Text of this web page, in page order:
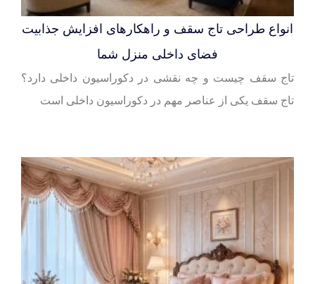
انواع طراحی تاج سقف و راهکارهای افزایش جذابیت
فضای داخلی منزل شما
تاج سقف چیست و چه نقشی در دکوراسیون داخلی دارد؟
تاج سقف یکی از عناصر مهم در دکوراسیون داخلی است